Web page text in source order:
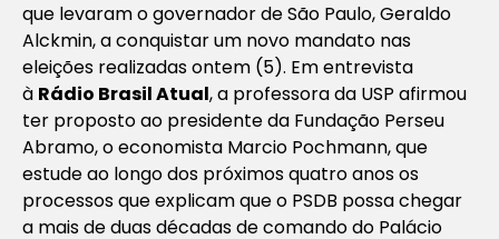
que levaram o governador de São Paulo, Geraldo
Alckmin, a conquistar um novo mandato nas
eleições realizadas ontem (5). Em entrevista
à Rádio Brasil Atual, a professora da USP afirmou
ter proposto ao presidente da Fundação Perseu
Abramo, o economista Marcio Pochmann, que
estude ao longo dos próximos quatro anos os
processos que explicam que o PSDB possa chegar
a mais de duas décadas de comando do Palácio